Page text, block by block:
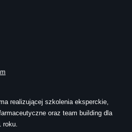
realizującej szkolenia eksperckie,
oraz team building dla